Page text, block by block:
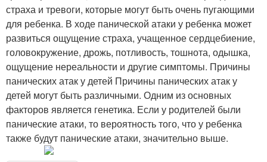
страха и тревоги, которые могут быть очень пугающими
для ребенка. В ходе панической атаки у ребенка может
развиться ощущение страха, учащенное сердцебиение,
головокружение, дрожь, потливость, тошнота, одышка,
ощущение нереальности и другие симптомы. Причины
панических атак у детей Причины панических атак у
детей могут быть различными. Одним из основных
факторов является генетика. Если у родителей были
панические атаки, то вероятность того, что у ребенка
также будут панические атаки, значительно выше.